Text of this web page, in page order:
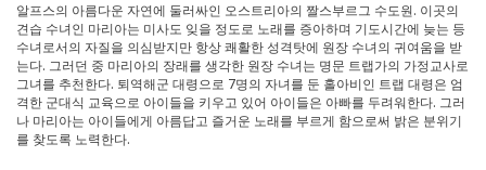
알프스의 아름다운 자연에 둘러싸인 오스트리아의 짤스부르그 수도원. 이곳의
견습 수녀인 마리아는 미사도 잊을 정도로 노래를 증아하며 기도시간에 늦는 등
수녀로서의 자질을 의심받지만 항상 쾌활한 성격탓에 원장 수녀의 귀여움을 받
는다. 그러던 중 마리아의 장래를 생각한 원장 수녀는 명문 트랩가의 가정교사로
그녀를 추천한다. 퇴역해군 대령으로 7명의 자녀를 둔 홀아비인 트랩 대령은 엄
격한 군대식 교육으로 아이들을 키우고 있어 아이들은 아빠를 두려워한다. 그러
나 마리아는 아이들에게 아름답고 즐거운 노래를 부르게 함으로써 밝은 분위기
를 찾도록 노력한다.